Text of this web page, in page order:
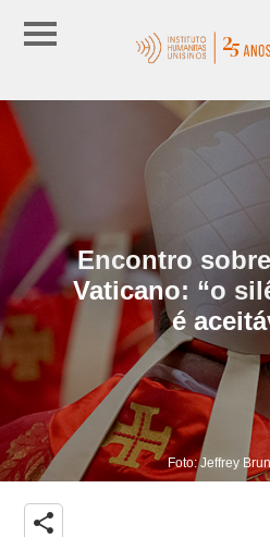
Encontro
Vaticano: “o
é
Foto: Jeffrey
share